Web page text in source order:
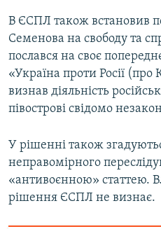
В ЄСПЛ також встановив
Семенова на свободу та
послався на своє
«Україна проти Росії
визнав діяльність
півострові свідомо
У рішенні також
неправомірного
«антивоєнною» статтею.
рішення ЄСПЛ не визнає.